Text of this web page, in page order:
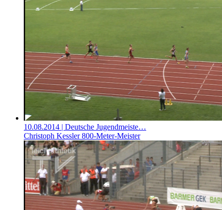
10.08.2014 | Deutsche Jugendmeiste…
Christoph Kessler 800-Meter-Meister